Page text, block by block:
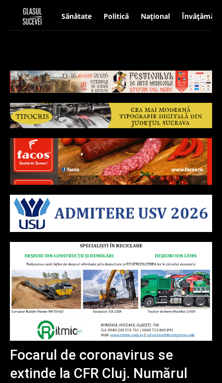
Sănătate Politică Național Învățământ
Focarul de coronavirus se
extinde la CFR Cluj. Numărul